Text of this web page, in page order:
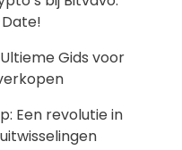
Gids voor
Een revolutie in